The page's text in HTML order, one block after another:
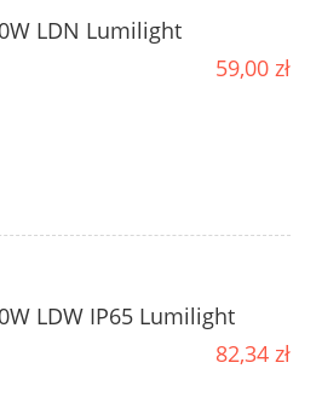
LDN Lumilight
59,00 zł
LDW IP65 Lumilight
82,34 zł